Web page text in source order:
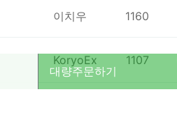
대량주문하기
이치우 1160
KoryoEx 1107